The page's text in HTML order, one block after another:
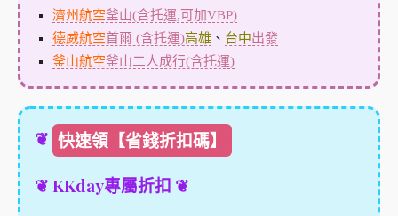
濟州航空釜山(含托運,可加VBP)
德威航空首爾 (含托運)高雄 、 台中出發
釜山航空釜山二人成行(含托運)
❦ 快速領【省錢折扣碼】
❦ KKday專屬折扣 ❦